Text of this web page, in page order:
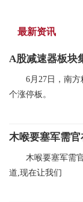
最新资讯
6月27日，南
个涨停板。
木喉要塞军需
道,现在让我们